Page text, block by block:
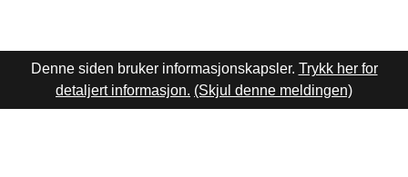
Denne siden bruker informasjonskapsler. Trykk her for
detaljert informasjon. (Skjul denne meldingen)